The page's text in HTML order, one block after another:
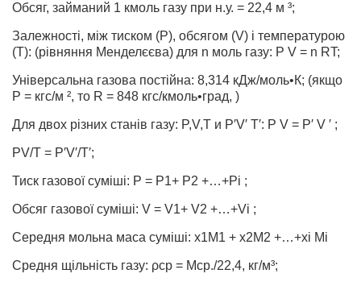
Обсяг, займаний 1 кмоль газу при н.у. = 22,4 м ³;
Залежності, між тиском (Р), обсягом (V) і температурою
(Т): (рівняння Менделєєва) для n моль газу: P V = n RT;
Універсальна газова постійна: 8,314 кДж/моль•К; (якщо
Р = кгс/м ², то R = 848 кгс/кмоль•град, )
Для двох різних станів газу: P,V,Т и P′V′ Т′: Р V = P′ V ′ ;
PV/T = P′V′/T′;
Тиск газової суміші: Р = P1+ Р2 +…+Pi ;
Обсяг газової суміші: V = V1+ V2 +…+Vi ;
Середня мольна маса суміші: х1М1 + х2М2 +…+хi Мi
Средня щільність газу: ρср = Мср./22,4, кг/м³;